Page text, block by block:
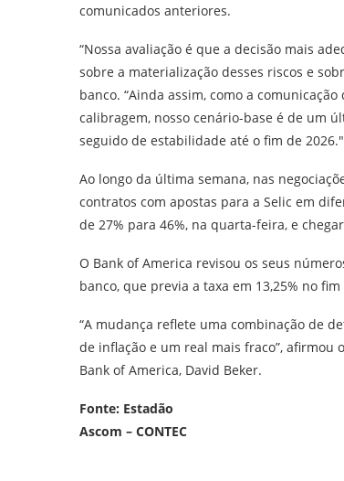
comunicados anteriores.
“Nossa avaliação é que a decisão mais
sobre a materialização desses riscos e
banco. “Ainda assim, como a
calibragem, nosso cenário-base é de um
seguido de estabilidade até o fim de 2026.″
Ao longo da última semana, nas
contratos com apostas para a Selic em
de 27% para 46%, na quarta-feira, e
O Bank of America revisou os seus
banco, que previa a taxa em 13,25% no
“A mudança reflete uma combinação de
de inflação e um real mais fraco”, afirmou
Bank of America, David Beker.
Fonte: Estadão
Ascom – CONTEC